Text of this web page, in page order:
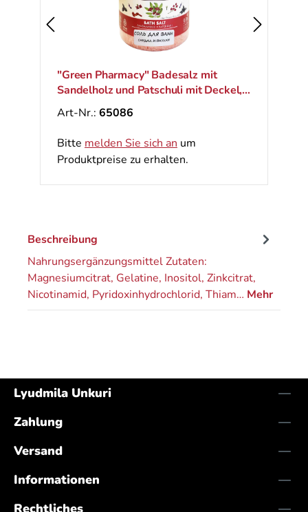
"Green Pharmacy" Badesalz mit
Sandelholz und Patschuli mit Deckel,
1000 g
Art-Nr.: 65086
Bitte melden Sie sich an um
Produktpreise zu erhalten.
Beschreibung
Nahrungsergänzungsmittel Zutaten:
Magnesiumcitrat, Gelatine, Inositol, Zinkcitrat,
Nicotinamid, Pyridoxinhydrochlorid, Thiam… Mehr
Lyudmila Unkuri
Zahlung
Versand
Informationen
Rechtliches